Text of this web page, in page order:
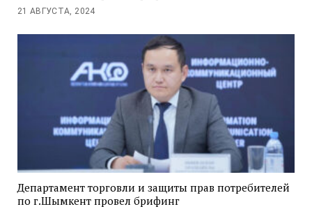
21 АВГУСТА, 2024
Департамент торговли и защиты прав потребителей
по г.Шымкент провел брифинг